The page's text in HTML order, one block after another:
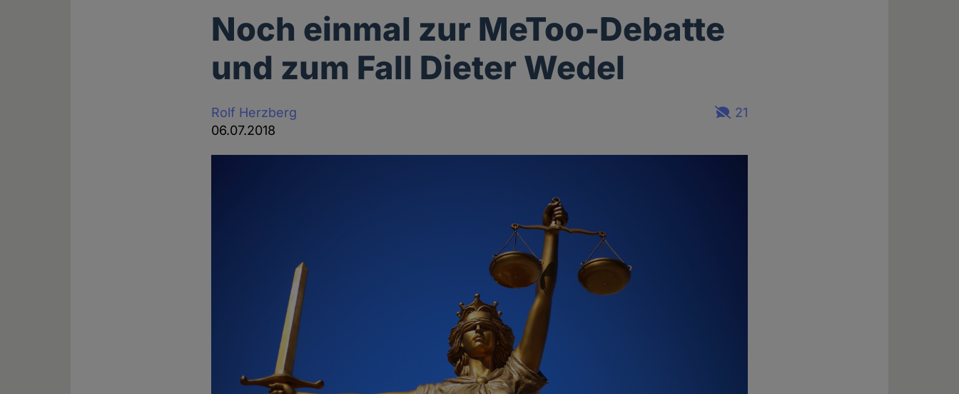
Noch einmal zur MeToo-Debatte
und zum Fall Dieter Wedel
Rolf Herzberg
06.07.2018
21